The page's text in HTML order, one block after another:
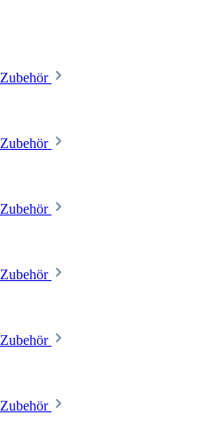
Zubehör
Zubehör
Zubehör
Zubehör
Zubehör
Zubehör